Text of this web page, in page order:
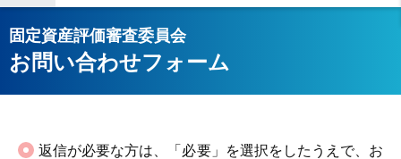
固定資産評価審査委員会
お問い合わせフォーム
返信が必要な方は、「必要」を選択をしたうえで、お